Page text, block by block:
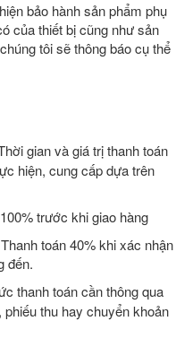
bảo hành sản phẩm phụ
của thiết bị cũng như sản
tôi sẽ thông báo cụ thể
gian và giá trị thanh toán
hiện, cung cấp dựa trên
trước khi giao hàng
toán 40% khi xác nhận
đến.
thanh toán cần thông qua
thu hay chuyển khoản